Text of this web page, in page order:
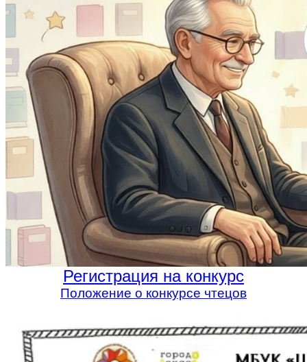
Регистрация на конкурс
Положение о конкурсе чтецов